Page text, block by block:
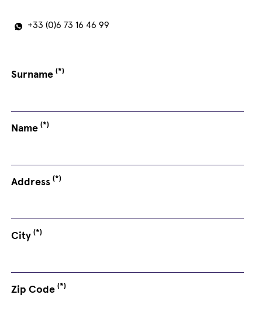
+33 (0)6 73 16 46 99
Surname(*)
Name(*)
Address(*)
City(*)
Zip Code(*)